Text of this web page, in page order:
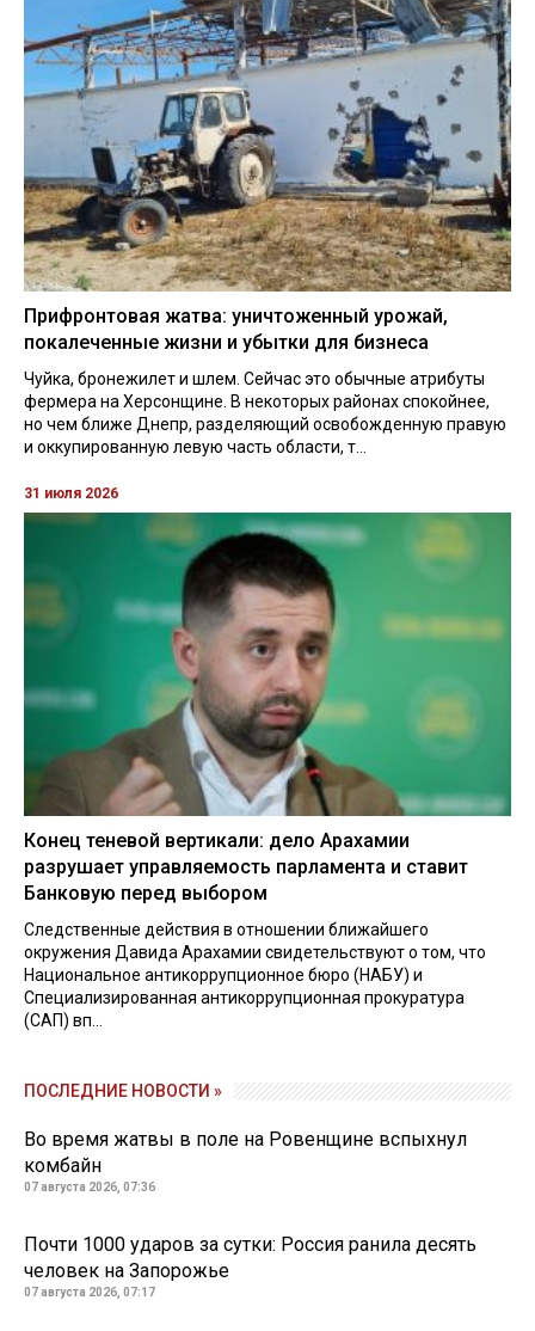
Прифронтовая жатва: уничтоженный урожай,
покалеченные жизни и убытки для бизнеса
Чуйка, бронежилет и шлем. Сейчас это обычные атрибуты
фермера на Херсонщине. В некоторых районах спокойнее,
но чем ближе Днепр, разделяющий освобожденную правую
и оккупированную левую часть области, т...
31 июля 2026
Конец теневой вертикали: дело Арахамии
разрушает управляемость парламента и ставит
Банковую перед выбором
Следственные действия в отношении ближайшего
окружения Давида Арахамии свидетельствуют о том, что
Национальное антикоррупционное бюро (НАБУ) и
Специализированная антикоррупционная прокуратура
(САП) вп...
ПОСЛЕДНИЕ НОВОСТИ »
Во время жатвы в поле на Ровенщине вспыхнул
комбайн
07 августа 2026, 07:36
Почти 1000 ударов за сутки: Россия ранила десять
человек на Запорожье
07 августа 2026, 07:17